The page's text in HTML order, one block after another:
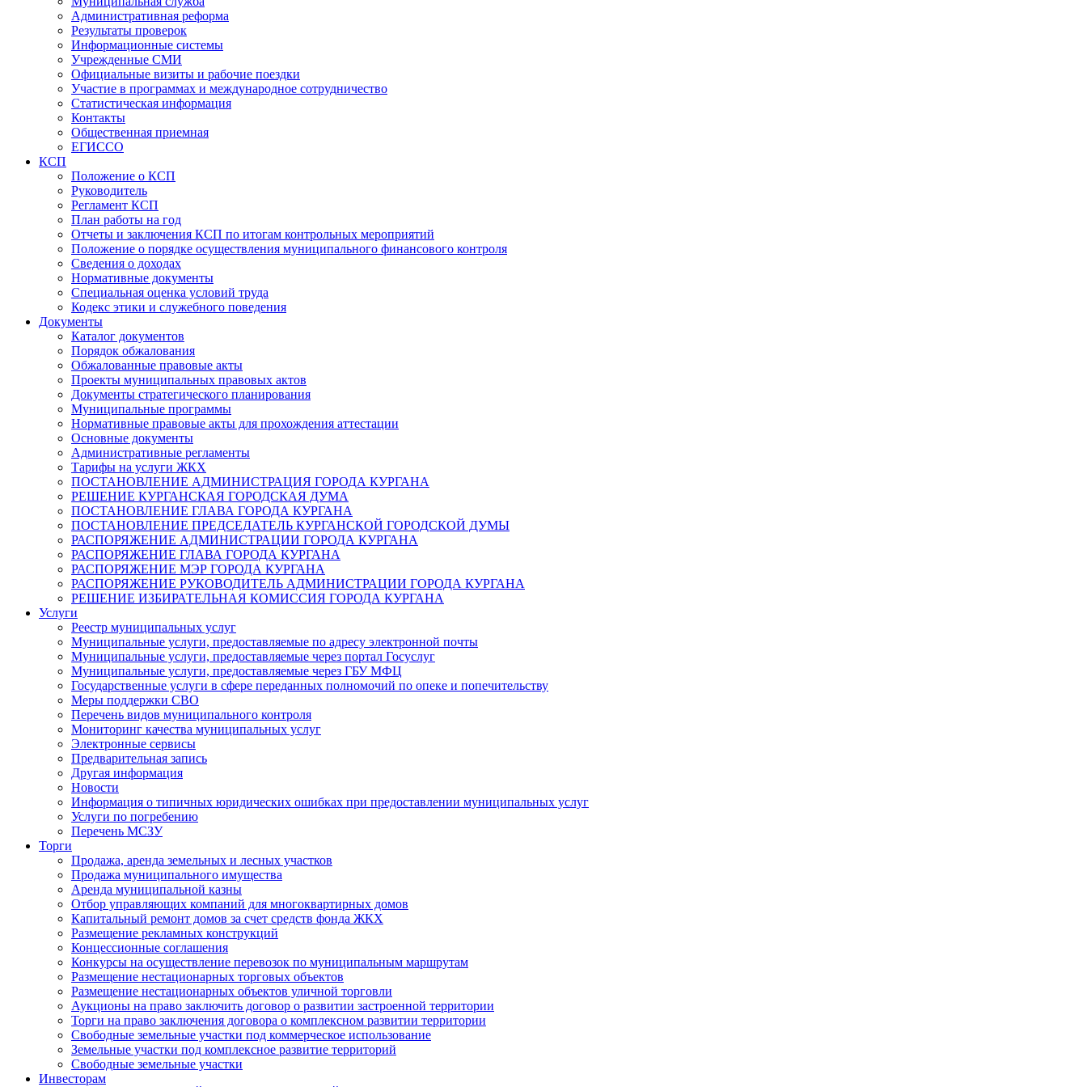
Административная реформа
Результаты проверок
Информационные системы
Учрежденные СМИ
Официальные визиты и рабочие поездки
Участие в программах и международное сотрудничество
Статистическая информация
Контакты
Общественная приемная
ЕГИССО
КСП
Положение о КСП
Руководитель
Регламент КСП
План работы на год
Отчеты и заключения КСП по итогам контрольных мероприятий
Положение о порядке осуществления муниципального финансового контроля
Сведения о доходах
Нормативные документы
Специальная оценка условий труда
Кодекс этики и служебного поведения
Документы
Каталог документов
Порядок обжалования
Обжалованные правовые акты
Проекты муниципальных правовых актов
Документы стратегического планирования
Муниципальные программы
Нормативные правовые акты для прохождения аттестации
Основные документы
Административные регламенты
Тарифы на услуги ЖКХ
ПОСТАНОВЛЕНИЕ АДМИНИСТРАЦИЯ ГОРОДА КУРГАНА
РЕШЕНИЕ КУРГАНСКАЯ ГОРОДСКАЯ ДУМА
ПОСТАНОВЛЕНИЕ ГЛАВА ГОРОДА КУРГАНА
ПОСТАНОВЛЕНИЕ ПРЕДСЕДАТЕЛЬ КУРГАНСКОЙ ГОРОДСКОЙ ДУМЫ
РАСПОРЯЖЕНИЕ АДМИНИСТРАЦИИ ГОРОДА КУРГАНА
РАСПОРЯЖЕНИЕ ГЛАВА ГОРОДА КУРГАНА
РАСПОРЯЖЕНИЕ МЭР ГОРОДА КУРГАНА
РАСПОРЯЖЕНИЕ РУКОВОДИТЕЛЬ АДМИНИСТРАЦИИ ГОРОДА КУРГАНА
РЕШЕНИЕ ИЗБИРАТЕЛЬНАЯ КОМИССИЯ ГОРОДА КУРГАНА
Услуги
Реестр муниципальных услуг
Муниципальные услуги, предоставляемые по адресу электронной почты
Муниципальные услуги, предоставляемые через портал Госуслуг
Муниципальные услуги, предоставляемые через ГБУ МФЦ
Государственные услуги в сфере переданных полномочий по опеке и попечительству
Меры поддержки СВО
Перечень видов муниципального контроля
Мониторинг качества муниципальных услуг
Электронные сервисы
Предварительная запись
Другая информация
Новости
Информация о типичных юридических ошибках при предоставлении муниципальных услуг
Услуги по погребению
Перечень МСЗУ
Торги
Продажа, аренда земельных и лесных участков
Продажа муниципального имущества
Аренда муниципальной казны
Отбор управляющих компаний для многоквартирных домов
Капитальный ремонт домов за счет средств фонда ЖКХ
Размещение рекламных конструкций
Концессионные соглашения
Конкурсы на осуществление перевозок по муниципальным маршрутам
Размещение нестационарных торговых объектов
Размещение нестационарных объектов уличной торговли
Аукционы на право заключить договор о развитии застроенной территории
Торги на право заключения договора о комплексном развитии территории
Свободные земельные участки под коммерческое использование
Земельные участки под комплексное развитие территорий
Свободные земельные участки
Инвесторам